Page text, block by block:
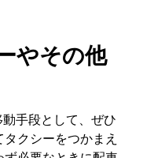
やその他
手段として、ぜひ
クシーをつかまえ